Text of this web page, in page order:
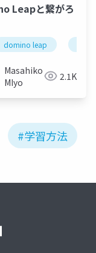
Leapと繋がろ
domino leap
Masahiko
MIyo
2.1K
#学習方法